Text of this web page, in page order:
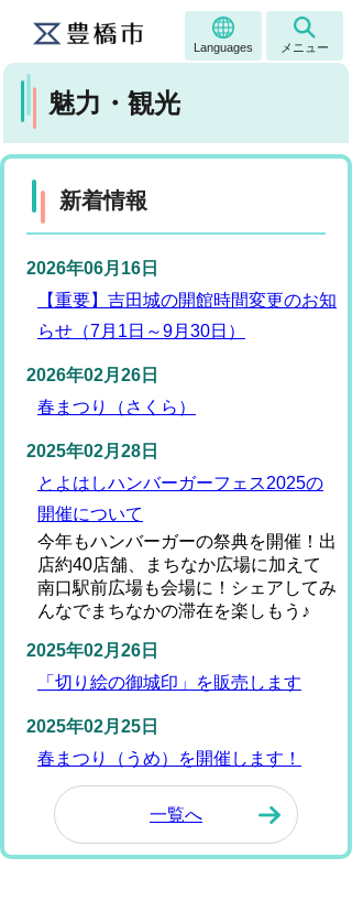
Languages メニュー
魅力・観光
新着情報
2026年06月16日
【重要】吉田城の開館時間変更のお知
らせ（7月1日～9月30日）
2026年02月26日
春まつり（さくら）
2025年02月28日
とよはしハンバーガーフェス2025の
開催について
今年もハンバーガーの祭典を開催！出
店約40店舗、まちなか広場に加えて
南口駅前広場も会場に！シェアしてみ
んなでまちなかの滞在を楽しもう♪
2025年02月26日
「切り絵の御城印」を販売します
2025年02月25日
春まつり（うめ）を開催します！
一覧へ